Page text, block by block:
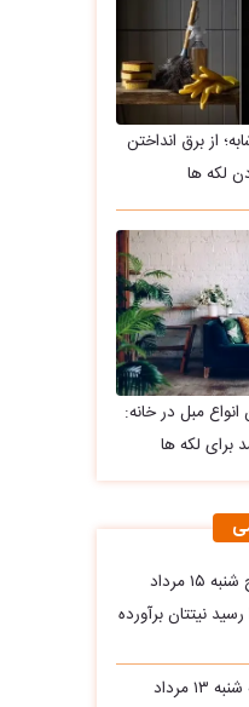
از برق انداختن
لکه ها
مبل در خانه:
برای لکه ها
فال ابجد امروز پنج شنبه ۱۵ مرداد
رسید نیتتان برآورده
فال ابجد امروز سه‌ شنبه ۱۳ مرداد